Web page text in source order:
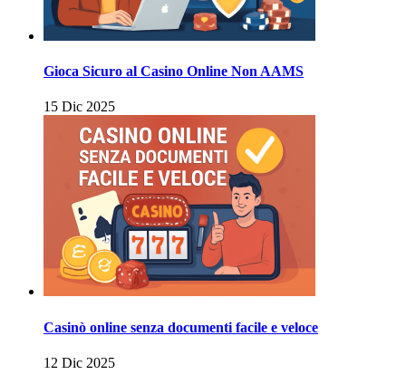
Gioca Sicuro al Casino Online Non AAMS
15 Dic 2025
Casinò online senza documenti facile e veloce
12 Dic 2025